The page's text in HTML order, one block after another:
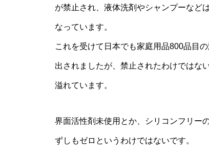
が禁止され、液体洗剤やシャンプーなど
なっています。
これを受けて日本でも家庭用品800品目
出されましたが、禁止されたわけではな
溢れています。
界面活性剤未使用とか、シリコンフリー
ずしもゼロというわけではないです。